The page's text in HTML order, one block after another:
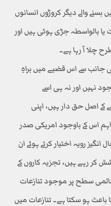
والے دیگر کروڑوں انسانوں
یا بالواسطہ جڑی ہوئی ہیں اور
چلا آ رہا ہے۔
جانب سے اس قضیے میں براہِ
نہیں اور نہ ہی اسے
اصل حق دار ہیں، اپنی
اس کے باوجود امریکی صدر
رویہ اختیار کرتے ہوئے ان
کر رہے ہیں، تجزیہ کاروں کے
سطح پر موجود تنازعات
باعث ہو سکتا ہے۔ تنازعات میں